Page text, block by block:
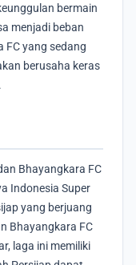
bermain
menjadi beban
FC yang sedang
berusaha keras
Bhayangkara FC
Indonesia Super
yang berjuang
Bhayangkara FC
laga ini memiliki